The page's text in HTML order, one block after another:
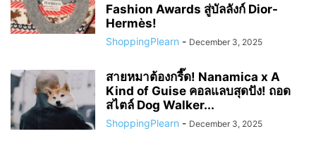
Fashion Awards สู่บัลลังก์ Dior-
Hermès!
ShoppingPlearn - December 3, 2025
สายหมาต้องกรี๊ด! Nanamica x A
Kind of Guise คอลแลบสุดปัง! ถอด
สไตล์ Dog Walker...
ShoppingPlearn - December 3, 2025